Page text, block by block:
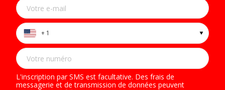
+ 1
L'inscription par SMS est facultative. Des frais de
messagerie et de transmission de données peuvent